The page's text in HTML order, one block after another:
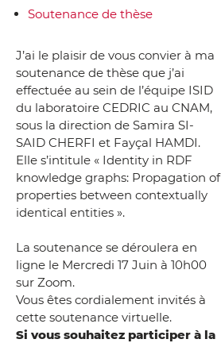
Soutenance de thèse
J’ai le plaisir de vous convier à ma
soutenance de thèse que j’ai
effectuée au sein de l’équipe ISID
du laboratoire CEDRIC au CNAM,
sous la direction de Samira SI-
SAID CHERFI et Fayçal HAMDI.
Elle s’intitule « Identity in RDF
knowledge graphs: Propagation of
properties between contextually
identical entities ».
La soutenance se déroulera en
ligne le Mercredi 17 Juin à 10h00
sur Zoom.
Vous êtes cordialement invités à
cette soutenance virtuelle.
Si vous souhaitez participer à la